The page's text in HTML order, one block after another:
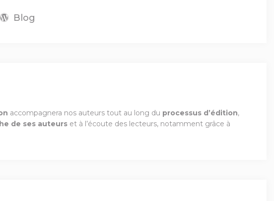
Blog
accompagnera nos auteurs tout au long du processus d’édition,
de ses auteurs et à l’écoute des lecteurs, notamment grâce à